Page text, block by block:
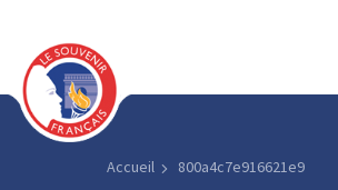
Accueil 800a4c7e916621e9